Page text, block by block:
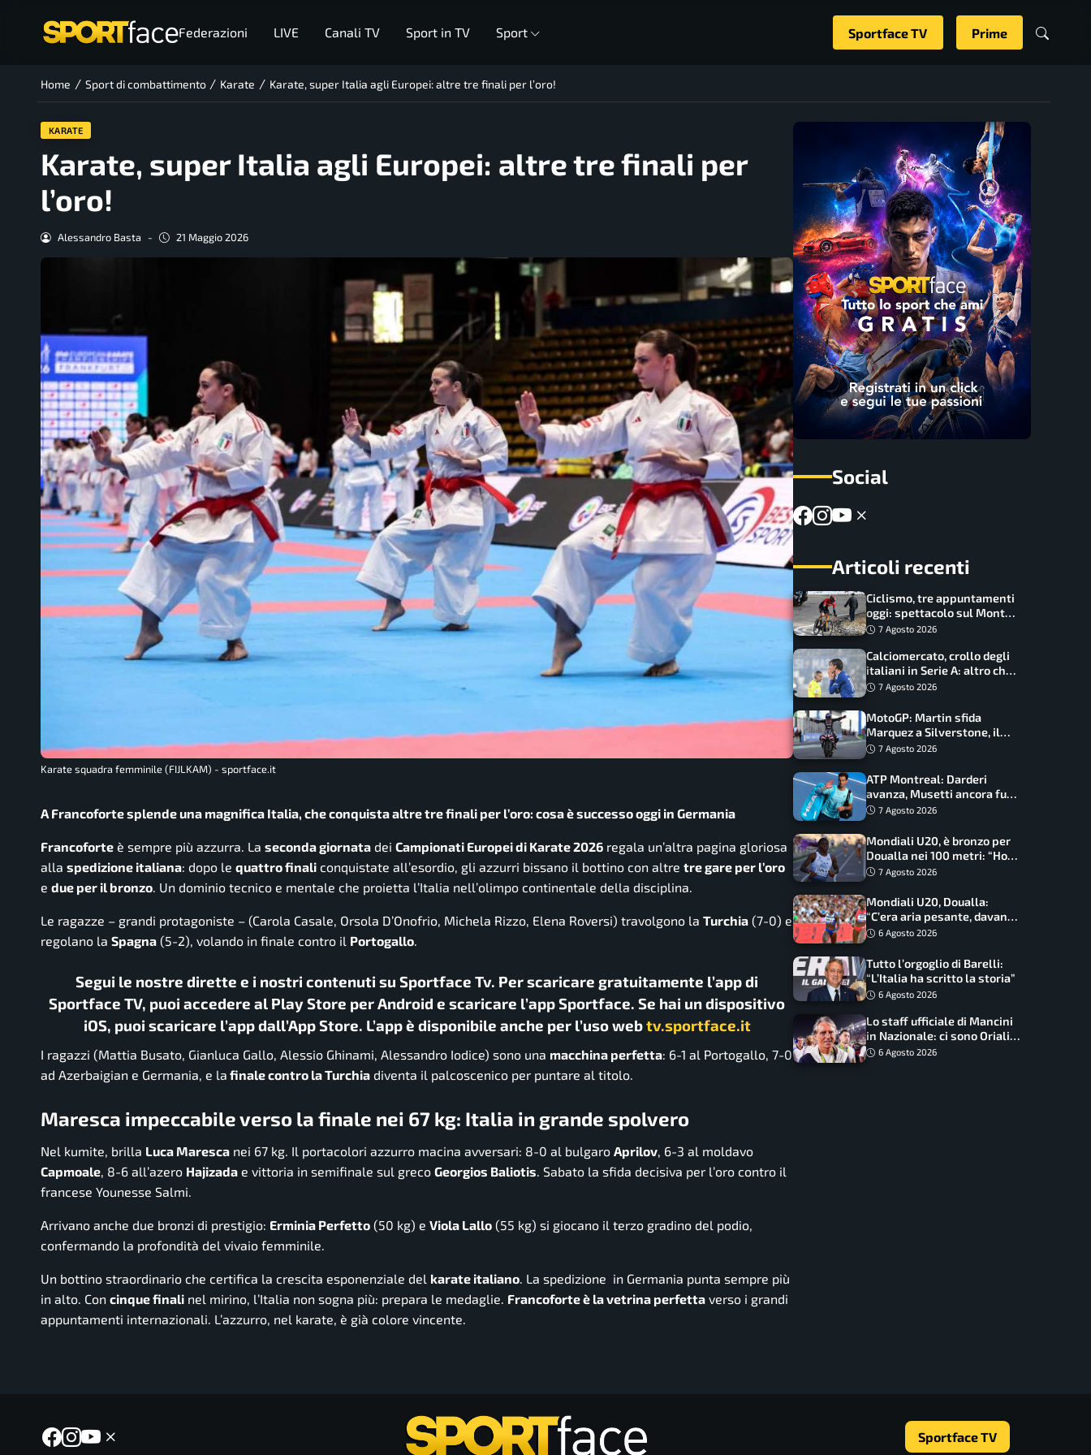
Federazioni LIVE Canali TV Sport in TV Sport Sportface TV Prime
Home / Sport di combattimento / Karate / Karate, super Italia agli Europei: altre tre finali per l’oro!
KARATE
Karate, super Italia agli Europei: altre tre finali per
l’oro!
Alessandro Basta - 21 Maggio 2026
Karate squadra femminile (FIJLKAM) - sportface.it
A Francoforte splende una magnifica Italia, che conquista altre tre finali per l’oro: cosa è successo oggi in Germania
Francoforte è sempre più azzurra. La seconda giornata dei Campionati Europei di Karate 2026 regala un’altra pagina gloriosa
alla spedizione italiana: dopo le quattro finali conquistate all’esordio, gli azzurri bissano il bottino con altre tre gare per l’oro
e due per il bronzo. Un dominio tecnico e mentale che proietta l’Italia nell’olimpo continentale della disciplina.
Le ragazze – grandi protagoniste – (Carola Casale, Orsola D’Onofrio, Michela Rizzo, Elena Roversi) travolgono la Turchia (7-0) e
regolano la Spagna (5-2), volando in finale contro il Portogallo.
Segui le nostre dirette e i nostri contenuti su Sportface Tv. Per scaricare gratuitamente l’app di
Sportface TV, puoi accedere al Play Store per Android e scaricare l’app Sportface. Se hai un dispositivo
iOS, puoi scaricare l’app dall’App Store. L’app è disponibile anche per l’uso webtv.sportface.it
I ragazzi (Mattia Busato, Gianluca Gallo, Alessio Ghinami, Alessandro Iodice) sono una macchina perfetta: 6-1 al Portogallo, 7-0
ad Azerbaigian e Germania, e la finale contro la Turchia diventa il palcoscenico per puntare al titolo.
Maresca impeccabile verso la finale nei 67 kg: Italia in grande spolvero
Nel kumite, brilla Luca Maresca nei 67 kg. Il portacolori azzurro macina avversari: 8-0 al bulgaro Aprilov , 6-3 al moldavo
Capmoale , 8-6 all’azero Hajizada e vittoria in semifinale sul greco Georgios Baliotis . Sabato la sfida decisiva per l’oro contro il
francese Younesse Salmi.
Arrivano anche due bronzi di prestigio: Erminia Perfetto (50 kg) e Viola Lallo (55 kg) si giocano il terzo gradino del podio,
confermando la profondità del vivaio femminile.
Un bottino straordinario che certifica la crescita esponenziale del karate italiano . La spedizione in Germania punta sempre più
in alto. Con cinque finali nel mirino, l’Italia non sogna più: prepara le medaglie. Francoforte è la vetrina perfetta verso i grandi
appuntamenti internazionali. L’azzurro, nel karate, è già colore vincente.
Social
Articoli recenti
Ciclismo, tre appuntamenti
oggi: spettacolo sul Mont
Ventoux, orari e come
7 Agosto 2026
Calciomercato, crollo degli
italiani in Serie A: altro che
svolta dopo il Mondiale
7 Agosto 2026
MotoGP: Martin sfida
Marquez a Silverstone, il
programma e gli orari
7 Agosto 2026
ATP Montreal: Darderi
avanza, Musetti ancora fuori
con Jodar
7 Agosto 2026
Mondiali U20, è bronzo per
Doualla nei 100 metri: “Ho
scacciato l’ansia”
7 Agosto 2026
Mondiali U20, Doualla:
“C’era aria pesante, davano
le mascherine! Finale? Non
6 Agosto 2026
Tutto l’orgoglio di Barelli:
“L’Italia ha scritto la storia”
6 Agosto 2026
Lo staff ufficiale di Mancini
in Nazionale: ci sono Oriali e
Bonucci, confermato un
6 Agosto 2026
Sportface TV